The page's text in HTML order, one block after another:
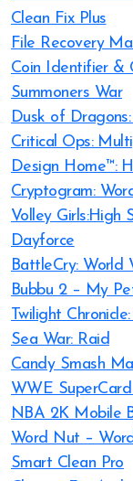
Clean Fix Plus
File Recovery
Coin Identifier &
Summoners War
Dusk of
Critical Ops:
Design Home™:
Cryptogram:
Volley Girls:High
Dayforce
BattleCry: World
Bubbu 2 – My
Twilight
Sea War: Raid
Candy Smash
WWE
NBA 2K Mobile
Word Nut –
Smart Clean Pro